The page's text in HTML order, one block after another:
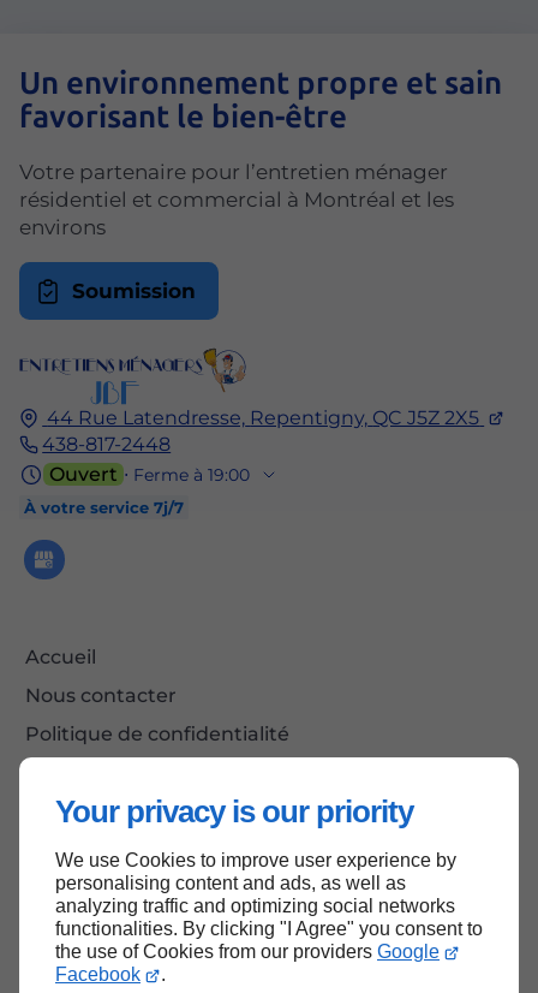
Your privacy is our priority
We use Cookies to improve user experience by
personalising content and ads, as well as
analyzing traffic and optimizing social networks
functionalities. By clicking "I Agree" you consent to
the use of Cookies from our providers Google
Facebook
.
44 Rue Latendresse, Repentigny, QC J5Z 2X5
438-817-2448
Ouvert ⋅ Ferme à 19:00
À votre service 7j/7
Accueil
Nous contacter
Politique de confidentialité
Un environnement propre et sain
favorisant le bien-être
Votre partenaire pour l’entretien ménager
résidentiel et commercial à Montréal et les
environs
Soumission
Haut de page